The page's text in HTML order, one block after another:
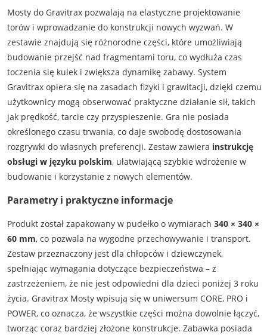
Mosty do Gravitrax pozwalają na elastyczne projektowanie
torów i wprowadzanie do konstrukcji nowych wyzwań. W
zestawie znajdują się różnorodne części, które umożliwiają
budowanie przejść nad fragmentami toru, co wydłuża czas
toczenia się kulek i zwiększa dynamikę zabawy. System
Gravitrax opiera się na zasadach fizyki i grawitacji, dzięki czemu
użytkownicy mogą obserwować praktyczne działanie sił, takich
jak prędkość, tarcie czy przyspieszenie. Gra nie posiada
określonego czasu trwania, co daje swobodę dostosowania
rozgrywki do własnych preferencji. Zestaw zawiera instrukcję
obsługi w języku polskim, ułatwiającą szybkie wdrożenie w
budowanie i korzystanie z nowych elementów.
Parametry i praktyczne informacje
Produkt został zapakowany w pudełko o wymiarach 340 × 340 ×
60 mm, co pozwala na wygodne przechowywanie i transport.
Zestaw przeznaczony jest dla chłopców i dziewczynek,
spełniając wymagania dotyczące bezpieczeństwa – z
zastrzeżeniem, że nie jest odpowiedni dla dzieci poniżej 3 roku
życia. Gravitrax Mosty wpisują się w uniwersum CORE, PRO i
POWER, co oznacza, że wszystkie części można dowolnie łączyć,
tworząc coraz bardziej złożone konstrukcje. Zabawka posiada